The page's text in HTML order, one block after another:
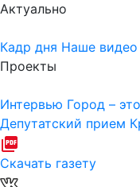
Актуально
Кадр дня Наше видео
Проекты
Интервью Город –
Депутатский прием
Скачать газету